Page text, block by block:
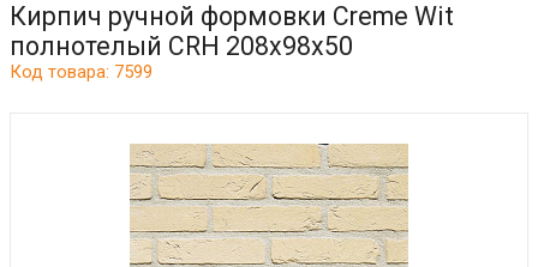
Кирпич ручной формовки Creme Wit
полнотелый CRH 208x98x50
Код товара: 7599